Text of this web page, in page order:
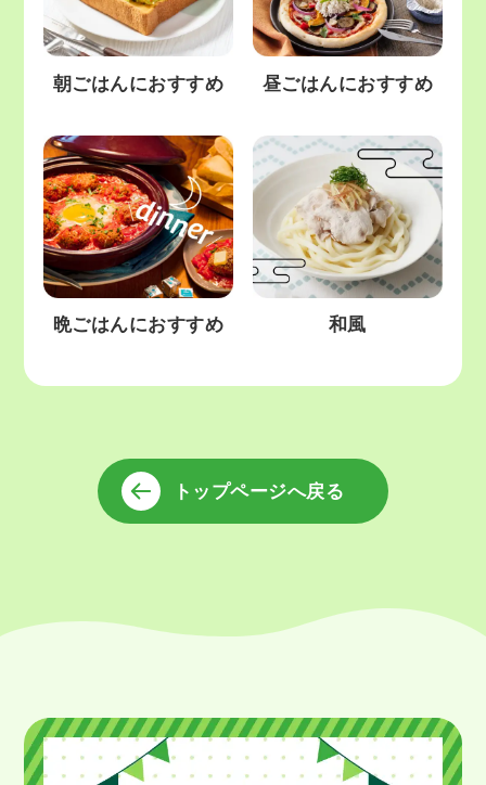
朝ごはんにおすすめ 昼ごはんにおすすめ
晩ごはんにおすすめ 和風
トップページへ戻る